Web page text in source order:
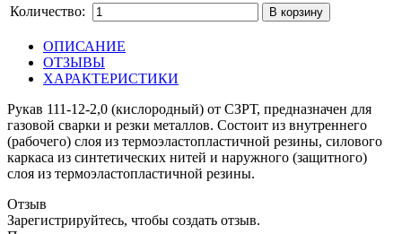
Количество:
В корзину
ОПИСАНИЕ
ОТЗЫВЫ
ХАРАКТЕРИСТИКИ
Рукав 111-12-2,0 (кислородный) от СЗРТ, предназначен для
газовой сварки и резки металлов. Состоит из внутреннего
(рабочего) слоя из термоэластопластичной резины, силового
каркаса из синтетических нитей и наружного (защитного)
слоя из термоэластопластичной резины.
Отзыв
Зарегистрируйтесь, чтобы создать отзыв.